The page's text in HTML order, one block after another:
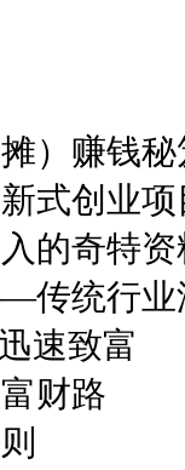
）赚钱秘
式创业项
的奇特资
传统行业
速致富
财路